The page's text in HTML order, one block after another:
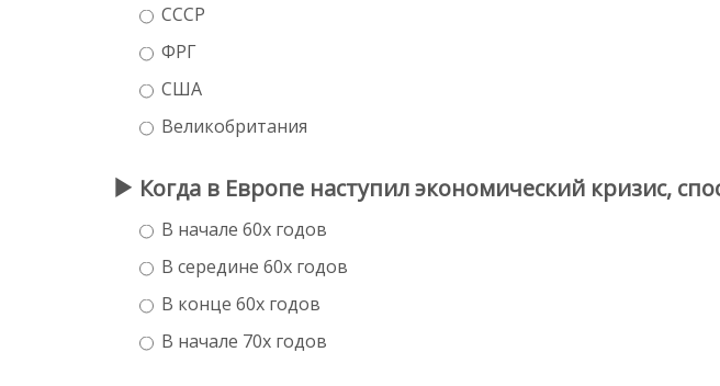
СССР
ФРГ
США
Великобритания
Когда в Европе наступил экономический кризис,
В начале 60х годов
В середине 60х годов
В конце 60х годов
В начале 70х годов